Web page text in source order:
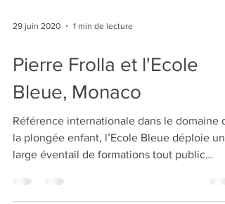
Pierre Frolla et l'Ecole
Bleue, Monaco
Référence internationale dans le domaine
la plongée enfant, l’Ecole Bleue déploie un
large éventail de formations tout public